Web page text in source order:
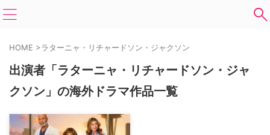
HOME >ラターニャ・リチャードソン・ジャクソン
出演者「ラターニャ・リチャードソン・ジャ
クソン」の海外ドラマ作品一覧